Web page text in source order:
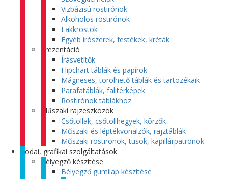
Vizbázisú rostirónok
Alkoholos rostirónok
Lakkrostok
Egyéb írószerek, festékek, kréták
Prezentáció
Írásvetítők
Flipchart táblák és papírok
Mágneses, törölhető táblák és tartozékaik
Parafatáblák, falitérképek
Rostirónok táblákhoz
Műszaki rajzeszközök
Csőtollak, csőtollhegyek, körzők
Műszaki és léptékvonalzók, rajztáblák
Műszaki rostironok, tusok, kapillárpatronok
Irodai, grafikai szolgáltatások
Bélyegző készítése
Bélyegző gumilap készítése